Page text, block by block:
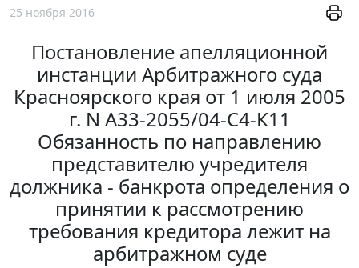
25 ноября 2016
Постановление апелляционной
инстанции Арбитражного суда
Красноярского края от 1 июля 2005
г. N А33-2055/04-С4-К11
Обязанность по направлению
представителю учредителя
должника - банкрота определения о
принятии к рассмотрению
требования кредитора лежит на
арбитражном суде